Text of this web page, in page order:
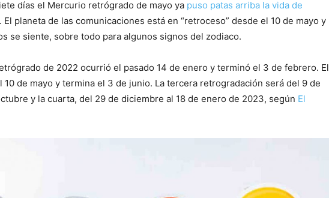
días el Mercurio retrógrado de mayo ya puso patas arriba la vida de
. El planeta de las comunicaciones está en “retroceso” desde el 10 de mayo y
se siente, sobre todo para algunos signos del zodiaco.
de 2022 ocurrió el pasado 14 de enero y terminó el 3 de febrero. El
10 de mayo y termina el 3 de junio. La tercera retrogradación será del 9 de
y la cuarta, del 29 de diciembre al 18 de enero de 2023, según El